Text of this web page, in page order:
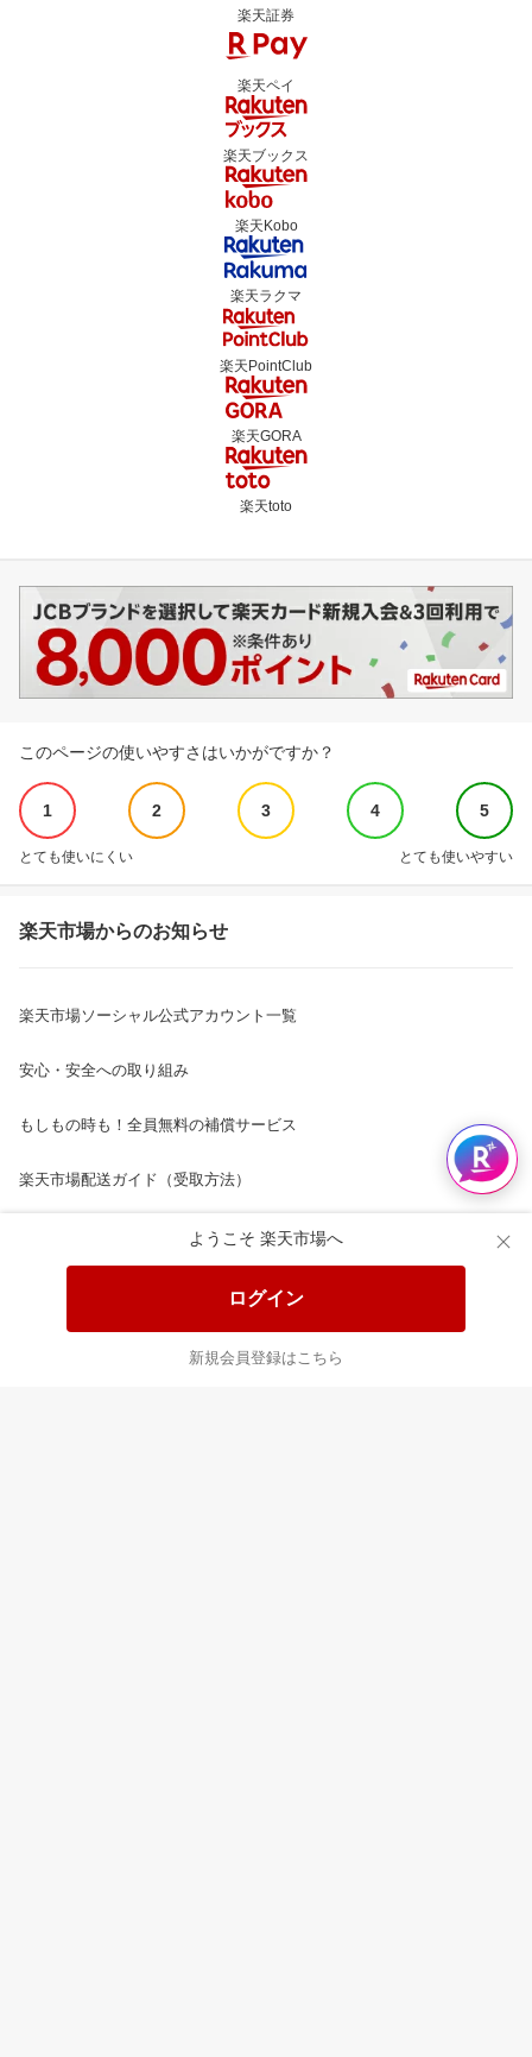
ようこそ 楽天市場へ
ログイン
新規会員登録はこちら
楽天証券
楽天ペイ
楽天ブックス
楽天Kobo
楽天ラクマ
楽天PointClub
楽天GORA
楽天toto
このページの使いやすさはいかがですか？
1 2 3 4 5
とても使いにくい とても使いやすい
楽天市場からのお知らせ
楽天市場ソーシャル公式アカウント一覧
安心・安全への取り組み
もしもの時も！全員無料の補償サービス
楽天市場配送ガイド（受取方法）
楽天にお店を開きませんか？
楽天ショッピングサービスご利用規約